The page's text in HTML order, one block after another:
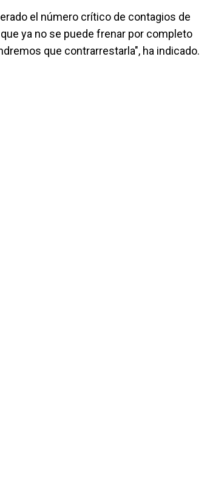
el número crítico de contagios de
ya no se puede frenar por completo
que contrarrestarla", ha indicado.